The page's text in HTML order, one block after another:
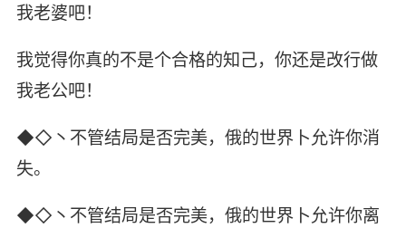
我老婆吧！
我觉得你真的不是个合格的知己，你还是改行做
我老公吧！
◆◇丶不管结局是否完美，俄的世界卜允许你消
失。
◆◇丶不管结局是否完美，俄的世界卜允许你离